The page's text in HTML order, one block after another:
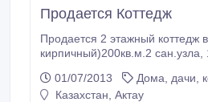
Продается Коттедж
Продается 2 этажный коттедж
кирпичный)200кв.м.2 сан.узла,
01/07/2013
Дома, дачи,
Казахстан, Актау